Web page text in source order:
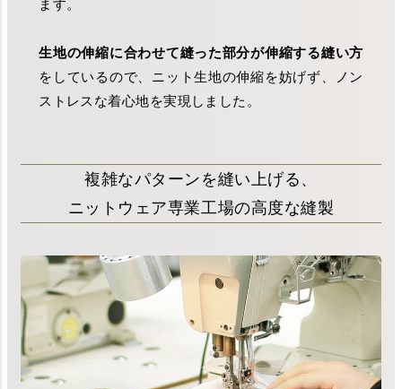
ます。
生地の伸縮に合わせて縫った部分が伸縮する縫い方
をしているので、ニット生地の伸縮を妨げず、ノン
ストレスな着心地を実現しました。
複雑なパターンを縫い上げる、
ニットウェア専業工場の高度な縫製